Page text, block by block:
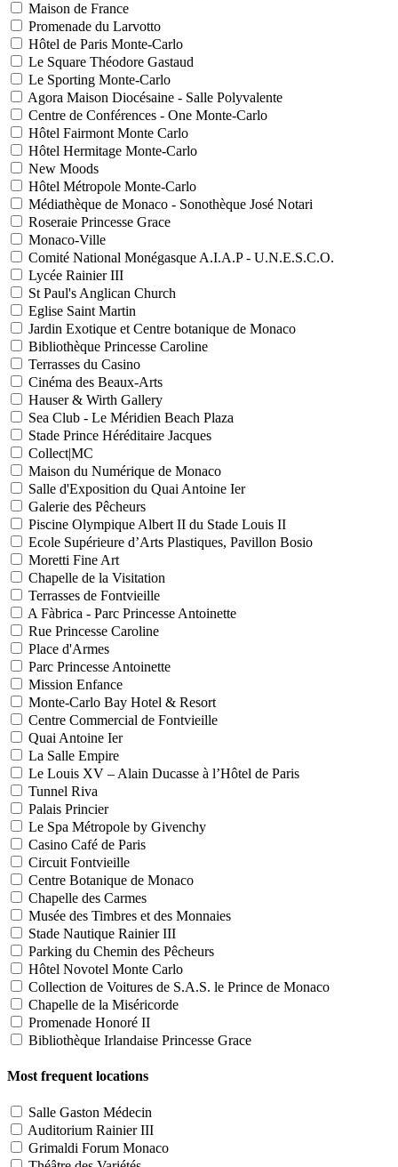
Maison de France
Promenade du Larvotto
Hôtel de Paris Monte-Carlo
Le Square Théodore Gastaud
Le Sporting Monte-Carlo
Agora Maison Diocésaine - Salle Polyvalente
Centre de Conférences - One Monte-Carlo
Hôtel Fairmont Monte Carlo
Hôtel Hermitage Monte-Carlo
New Moods
Hôtel Métropole Monte-Carlo
Médiathèque de Monaco - Sonothèque José Notari
Roseraie Princesse Grace
Monaco-Ville
Comité National Monégasque A.I.A.P - U.N.E.S.C.O.
Lycée Rainier III
St Paul's Anglican Church
Eglise Saint Martin
Jardin Exotique et Centre botanique de Monaco
Bibliothèque Princesse Caroline
Terrasses du Casino
Cinéma des Beaux-Arts
Hauser & Wirth Gallery
Sea Club - Le Méridien Beach Plaza
Stade Prince Héréditaire Jacques
Collect|MC
Maison du Numérique de Monaco
Salle d'Exposition du Quai Antoine Ier
Galerie des Pêcheurs
Piscine Olympique Albert II du Stade Louis II
Ecole Supérieure d’Arts Plastiques, Pavillon Bosio
Moretti Fine Art
Chapelle de la Visitation
Terrasses de Fontvieille
A Fàbrica - Parc Princesse Antoinette
Rue Princesse Caroline
Place d'Armes
Parc Princesse Antoinette
Mission Enfance
Monte-Carlo Bay Hotel & Resort
Centre Commercial de Fontvieille
Quai Antoine Ier
La Salle Empire
Le Louis XV – Alain Ducasse à l’Hôtel de Paris
Tunnel Riva
Palais Princier
Le Spa Métropole by Givenchy
Casino Café de Paris
Circuit Fontvieille
Centre Botanique de Monaco
Chapelle des Carmes
Musée des Timbres et des Monnaies
Stade Nautique Rainier III
Parking du Chemin des Pêcheurs
Hôtel Novotel Monte Carlo
Collection de Voitures de S.A.S. le Prince de Monaco
Chapelle de la Miséricorde
Promenade Honoré II
Bibliothèque Irlandaise Princesse Grace
Most frequent locations
Salle Gaston Médecin
Auditorium Rainier III
Grimaldi Forum Monaco